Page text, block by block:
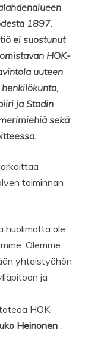
1897.
ei suostunut
HOK-
uuteen
ja Stadin
sekä
toiminnan
huolimatta ole
Olemme
yhteistyöhön
ja
HOK-
Heinonen